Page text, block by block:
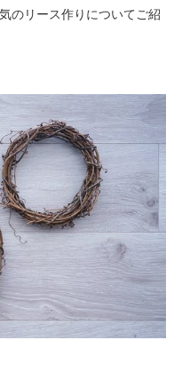
のリース作りについてご紹